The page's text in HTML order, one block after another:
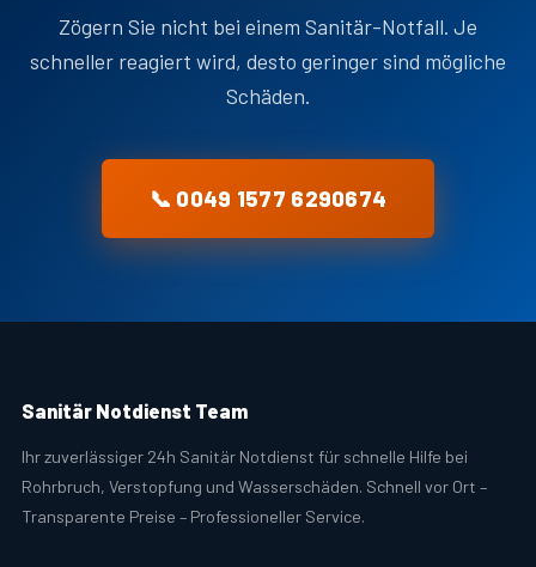
Zögern Sie nicht bei einem Sanitär-Notfall. Je
schneller reagiert wird, desto geringer sind mögliche
Schäden.
📞 0049 1577 6290674
Sanitär Notdienst Team
Ihr zuverlässiger 24h Sanitär Notdienst für schnelle Hilfe bei
Rohrbruch, Verstopfung und Wasserschäden. Schnell vor Ort –
Transparente Preise – Professioneller Service.